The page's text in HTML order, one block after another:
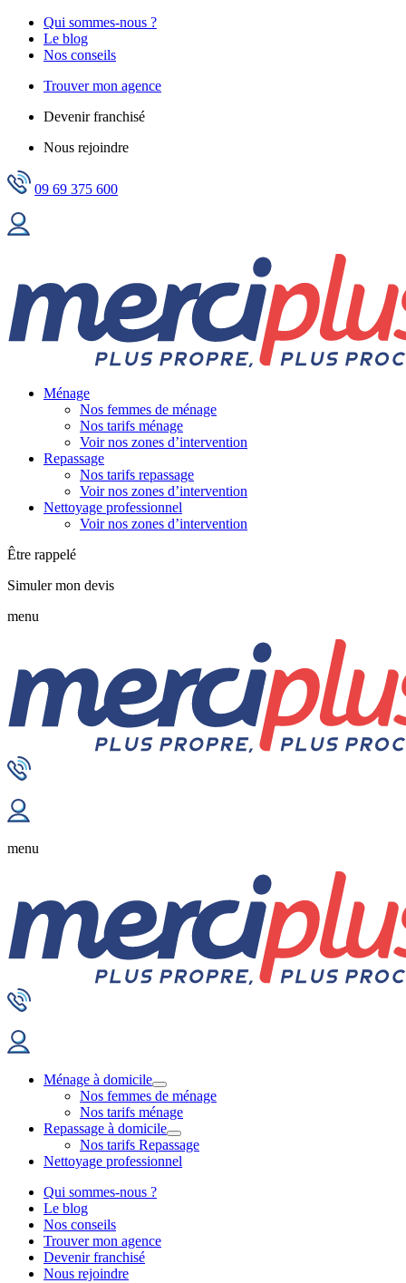
Qui sommes-nous ?
Le blog
Nos conseils
Trouver mon agence
Devenir franchisé
Nous rejoindre
09 69 375 600
Ménage
Nos femmes de ménage
Nos tarifs ménage
Voir nos zones d’intervention
Repassage
Nos tarifs repassage
Voir nos zones d’intervention
Nettoyage professionnel
Voir nos zones d’intervention
Être rappelé
Simuler mon devis
menu
menu
Ménage à domicile
Nos femmes de ménage
Nos tarifs ménage
Repassage à domicile
Nos tarifs Repassage
Nettoyage professionnel
Qui sommes-nous ?
Le blog
Nos conseils
Trouver mon agence
Devenir franchisé
Nous rejoindre